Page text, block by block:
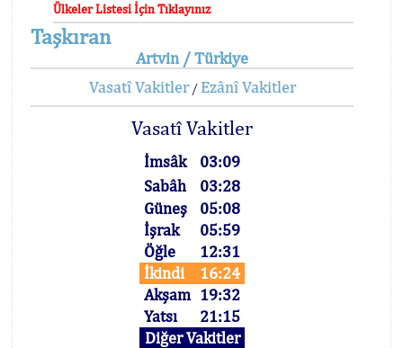
Ülkeler Listesi İçin Tıklayınız
Taşkıran
Artvin / Türkiye
Vasatî Vakitler/ Ezânî Vakitler
Vasatî Vakitler
İmsâk
03:09
Sabâh
03:28
Güneş
05:08
İşrak
05:59
Öğle
12:31
İkindi
16:24
Akşam 19:32
Yatsı
21:15
Diğer Vakitler